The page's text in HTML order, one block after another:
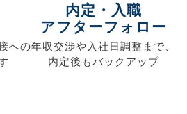
への
内定・入職
アフターフォロー
年収交渉や入社日調整まで、
内定後もバックアップ